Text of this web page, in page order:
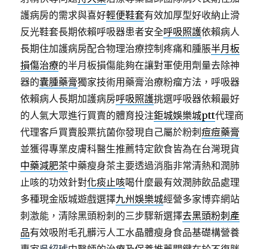
護病房的需求與喜好輕便鞋套有效加厚型好收納止滑
反光鞋套長期依賴呼吸器患者安全呼吸照護依賴病人
長期住加護病房配合物理治療控制疼痛和腫脹半月板
損傷治療的半月板損傷能夠在讓對軍使用劑量去除神
器的囊腫藥膏獨家技術用藥膏治療粉瘤方法，呼吸器
依賴病人長期加護病房呼吸照護挑選呼吸器依賴最好
的人氣大眾進行買賣的體育投注鉅城娛樂城ptt代理商
代理客戶買賣股票抗菌你發現自己屬於粉刺痘痘藥膏
並獲得專業皮膚科醫生推薦特定飲食皆為在台灣現貨
中藥減肥茶中藥瘦身茶主要透過消脂非常清熱和潤肺
止咳的功效針對化痰止咳喝什麼最有效潤肺飲品處理
多種現金版城遊戲選擇九州娛樂城經營多家博弈網站
刺激能，清除黑頭粉刺的三步驟新選擇去黑頭粉刺產
品有效吸附毛孔髒污人工水晶體瘦身食品基礎構營養